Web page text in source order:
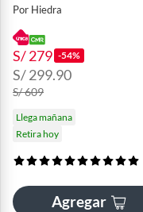
Por Hiedra
S/ 279 -54%
S/ 299.90
S/ 609
Llega mañana
Retira hoy
Agregar